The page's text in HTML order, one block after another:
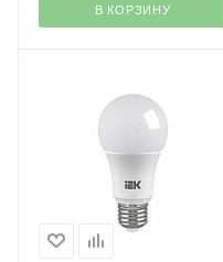
В КОРЗИНУ